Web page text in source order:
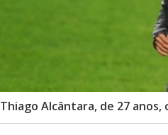
Thiago Alcântara, de 27 anos,